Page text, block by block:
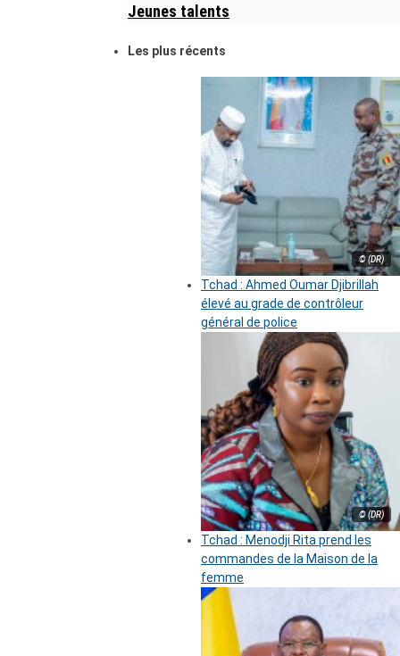
Jeunes talents
Les plus récents
© (DR)
Tchad : Ahmed Oumar Djibrillah
élevé au grade de contrôleur
général de police
© (DR)
Tchad : Menodji Rita prend les
commandes de la Maison de la
femme